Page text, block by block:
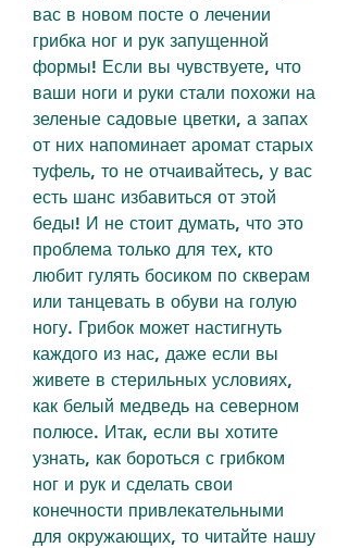
вас в новом посте о лечении
грибка ног и рук запущенной
формы! Если вы чувствуете, что
ваши ноги и руки стали похожи на
зеленые садовые цветки, а запах
от них напоминает аромат старых
туфель, то не отчаивайтесь, у вас
есть шанс избавиться от этой
беды! И не стоит думать, что это
проблема только для тех, кто
любит гулять босиком по скверам
или танцевать в обуви на голую
ногу. Грибок может настигнуть
каждого из нас, даже если вы
живете в стерильных условиях,
как белый медведь на северном
полюсе. Итак, если вы хотите
узнать, как бороться с грибком
ног и рук и сделать свои
конечности привлекательными
для окружающих, то читайте нашу